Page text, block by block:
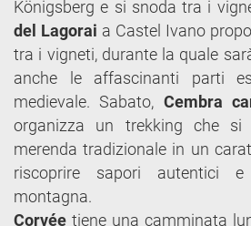
Königsberg e si snoda tra i
del Lagorai a Castel Ivano
tra i vigneti, durante la quale
anche le affascinanti parti
medievale. Sabato, Cembra
organizza un trekking che si
merenda tradizionale in un
riscoprire sapori autentici
montagna.
Corvée tiene una camminata